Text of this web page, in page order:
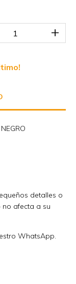
detalles o
no afecta a su
WhatsApp.